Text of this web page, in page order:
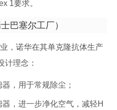
1要求。
巴塞尔工厂）
，诺华在其单克隆抗体生产
计理念：
，用于常规除尘；
，进一步净化空气，减轻H